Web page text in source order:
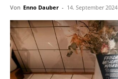
Von Enno Dauber - 14. September 2024